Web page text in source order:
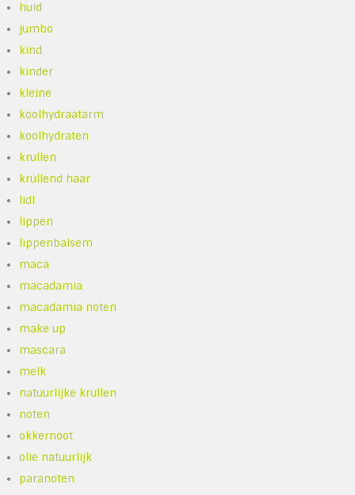
huid
jumbo
kind
kinder
kleine
koolhydraatarm
koolhydraten
krullen
krullend haar
lidl
lippen
lippenbalsem
maca
macadamia
macadamia noten
make up
mascara
melk
natuurlijke krullen
noten
okkernoot
olie natuurlijk
paranoten